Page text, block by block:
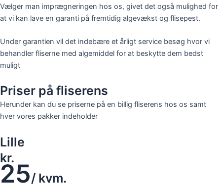
Vælger man imprægneringen hos os, givet det også mulighed for
at vi kan lave en garanti på fremtidig algevækst og flisepest.
Under garantien vil det indebære et årligt service besøg hvor vi
behandler fliserne med algemiddel for at beskytte dem bedst
muligt
Priser på fliserens
Herunder kan du se priserne på en billig fliserens hos os samt
hver vores pakker indeholder
Lille
kr.
25/ kvm.